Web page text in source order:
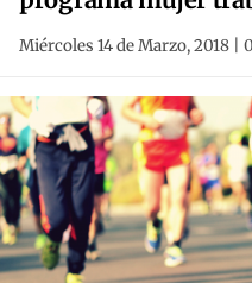
Miércoles 14 de Marzo, 2018 |